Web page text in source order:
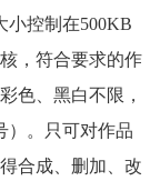
小控制在500KB
，符合要求的作
色、黑白不限，
）。只可对作品
合成、删加、改